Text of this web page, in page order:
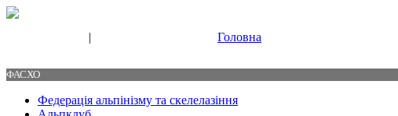
| Головна
ФАСХО
Федерація альпінізму та скелелазіння